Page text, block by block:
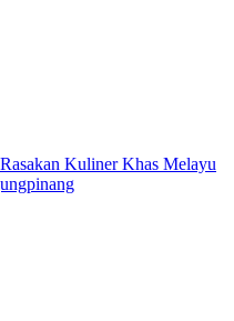
Kuliner Khas Melayu